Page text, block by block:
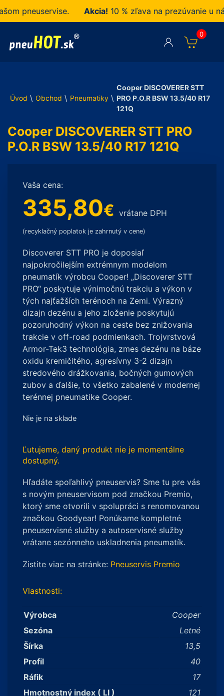
pneuservise. Akcia!10 % zľava na prezúvanie u nás
0
Úvod \ Obchod \ Pneumatiky \
Cooper DISCOVERER STT
PRO P.O.R BSW 13.5/40 R17
121Q
Cooper DISCOVERER STT PRO
P.O.R BSW 13.5/40 R17 121Q
Vaša cena:
335,80€ vrátane DPH
(recyklačný poplatok je zahrnutý v cene)
Discoverer STT PRO je doposiaľ
najpokročilejším extrémnym modelom
pneumatík výrobcu Cooper! „Discoverer STT
PRO“ poskytuje výnimočnú trakciu a výkon v
tých najťažších terénoch na Zemi. Výrazný
dizajn dezénu a jeho zloženie poskytujú
pozoruhodný výkon na ceste bez znižovania
trakcie v off-road podmienkach. Trojvrstvová
Armor-Tek3 technológia, zmes dezénu na báze
oxidu kremičitého, agresívny 3-2 dizajn
stredového drážkovania, bočných gumových
zubov a ďalšie, to všetko zabalené v modernej
terénnej pneumatike Cooper.
Nie je na sklade
Ľutujeme, daný produkt nie je momentálne
dostupný.
Hľadáte spoľahlivý pneuservis? Sme tu pre vás
s novým pneuservisom pod značkou Premio,
ktorý sme otvorili v spolupráci s renomovanou
značkou Goodyear! Ponúkame kompletné
pneuservisné služby a autoservisné služby
vrátane sezónneho uskladnenia pneumatík.
Zistite viac na stránke: Pneuservis Premio
Vlastnosti:
Výrobca
Cooper
Sezóna
Letné
Šírka
13,5
Profil
40
Ráfik
17
Hmotnostný index ( LI )
121